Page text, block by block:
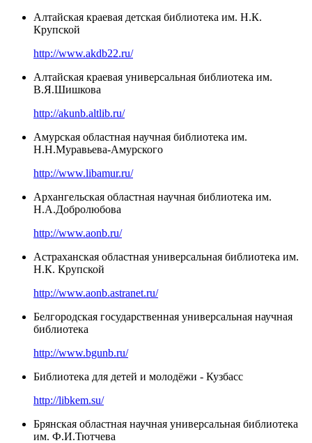
Алтайская краевая детская библиотека им. Н.К.
Крупской
http://www.akdb22.ru/
Алтайская краевая универсальная библиотека им.
В.Я.Шишкова
http://akunb.altlib.ru/
Амурская областная научная библиотека им.
Н.Н.Муравьева-Амурского
http://www.libamur.ru/
Архангельская областная научная библиотека им.
Н.А.Добролюбова
http://www.aonb.ru/
Астраханская областная универсальная библиотека им.
Н.К. Крупской
http://www.aonb.astranet.ru/
Белгородская государственная универсальная научная
библиотека
http://www.bgunb.ru/
Библиотека для детей и молодёжи - Кузбасс
http://libkem.su/
Брянская областная научная универсальная библиотека
им. Ф.И.Тютчева